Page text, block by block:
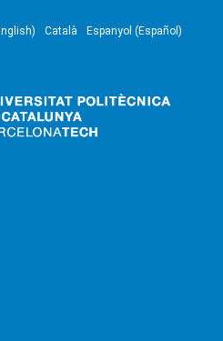
Català Espanyol (Español)